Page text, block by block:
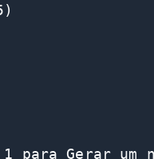
para Gerar um